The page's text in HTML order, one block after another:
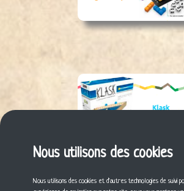
Nous utilisons des cookies
Nous utilisons des cookies et d'autres technologies de suivi